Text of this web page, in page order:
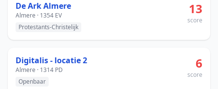
De Ark Almere
Almere · 1354 EV
Protestants-Christelijk
13
score
Digitalis - locatie 2
Almere · 1314 PD
Openbaar
6
score